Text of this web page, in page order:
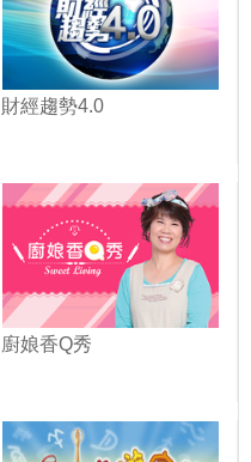
財經趨勢4.0
廚娘香Q秀